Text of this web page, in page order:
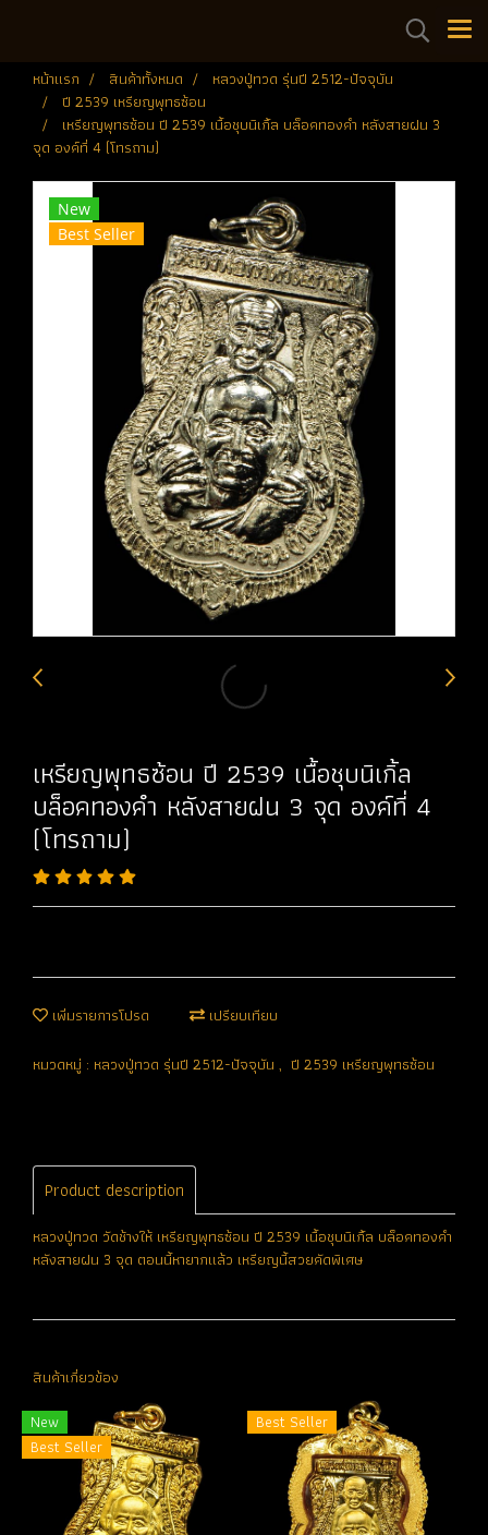
หน้าแรก สินค้าทั้งหมด
หลวงปู่ทวด รุ่นปี 2512-ปัจจุบัน
ปี 2539 เหรียญพุทธซ้อน
เหรียญพุทธซ้อน ปี 2539 เนื้อชุบนิเกิ้ล บล็อคทองคำ หลังสายฝน 3
จุด องค์ที่ 4 (โทรถาม)
New
Best Seller
เหรียญพุทธซ้อน ปี 2539 เนื้อชุบนิเกิ้ล
บล็อคทองคำ หลังสายฝน 3 จุด องค์ที่ 4
(โทรถาม)
เพิ่มรายการโปรด เปรียบเทียบ
หมวดหมู่ : หลวงปู่ทวด รุ่นปี 2512-ปัจจุบัน , ปี 2539 เหรียญพุทธซ้อน
Product description
หลวงปู่ทวด วัดช้างให้ เหรียญพุทธซ้อน ปี 2539 เนื้อชุบนิเกิ้ล บล็อคทองคำ
หลังสายฝน 3 จุด ตอนนี้หายากแล้ว เหรียญนี้สวยคัดพิเศษ
สินค้าเกี่ยวข้อง
New
Best Seller
Best Seller